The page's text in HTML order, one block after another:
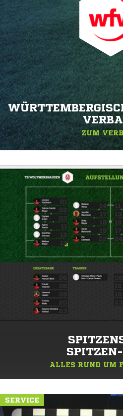
ZUM
SPITZEN-
ALLES RUND UM
SERVICE